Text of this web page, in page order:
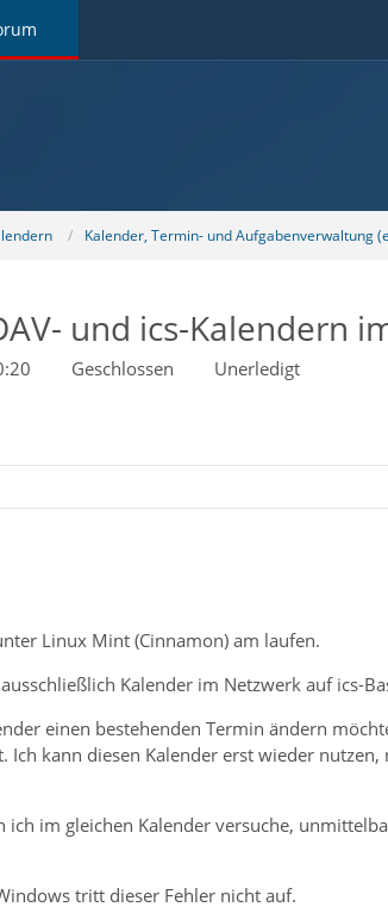
Kalender, Termin- und Aufgabenverwaltung
und ics-Kalendern
Geschlossen Unerledigt
Linux Mint (Cinnamon) am laufen.
Kalender im Netzwerk auf ics-
einen bestehenden Termin ändern
kann diesen Kalender erst wieder
ich im gleichen Kalender versuche,
tritt dieser Fehler nicht auf.